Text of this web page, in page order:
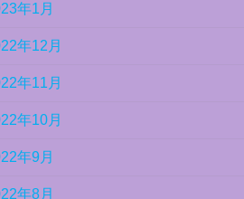
年1月
年12月
年11月
年10月
年9月
年8月